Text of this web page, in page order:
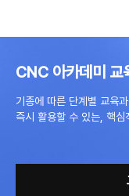
CNC 아카데미 교
기종에 따른 단계별 교육
즉시 활용할 수 있는, 핵심